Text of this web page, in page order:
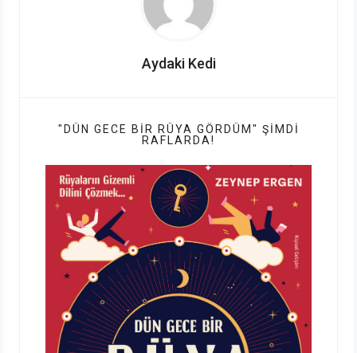
Aydaki Kedi
"DÜN GECE BIR RÜYA GÖRDÜM" ŞIMDI
RAFLARDA!